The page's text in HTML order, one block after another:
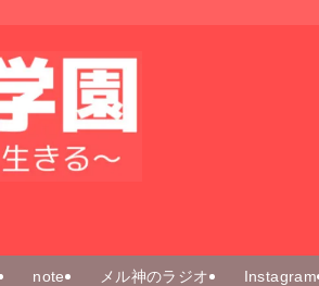
note メル神のラジオ Instagram